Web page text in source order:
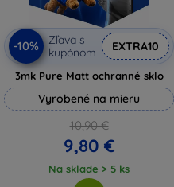
-10%
Zľava s
kupónom
EXTRA10
3mk Pure Matt ochranné sklo
Vyrobené na mieru
10,90 €
9,80 €
Na sklade > 5 ks